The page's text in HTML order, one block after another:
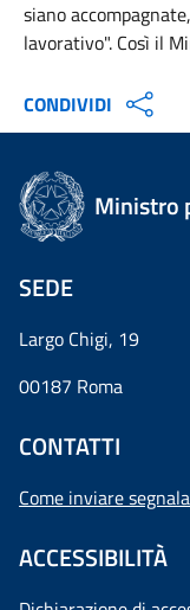
siano
lavorativo". Così il
CONDIVIDI
Ministro
SEDE
Largo Chigi, 19
00187 Roma
CONTATTI
Come inviare
ACCESSIBILITÀ